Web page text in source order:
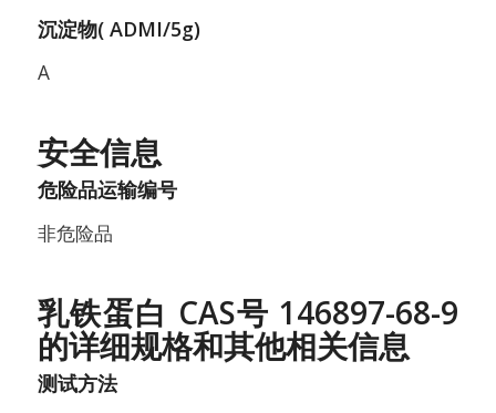
沉淀物( ADMI/5g)
A
安全信息
危险品运输编号
非危险品
乳铁蛋白 CAS号 146897-68-9
的详细规格和其他相关信息
测试方法